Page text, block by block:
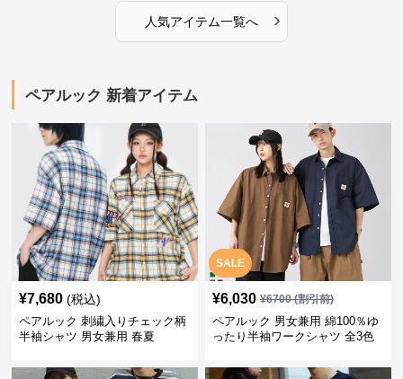
人気アイテム一覧へ ›
ペアルック 新着アイテム
¥7,680 (税込)
ペアルック 刺繍入りチェック柄
半袖シャツ 男女兼用 春夏
SALE
¥6,030 ¥6700(割引前)
ペアルック 男女兼用 綿100％ゆ
ったり半袖ワークシャツ 全3色